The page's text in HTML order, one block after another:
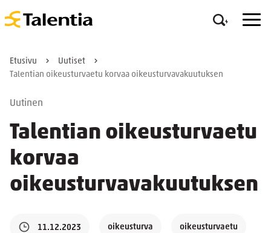
Etusivu
Uutiset
Talentian oikeusturvaetu korvaa oikeusturvavakuutuksen
Uutinen
Talentian oikeusturvaetu
korvaa
oikeusturvavakuutuksen
11.12.2023 oikeusturva oikeusturvaetu